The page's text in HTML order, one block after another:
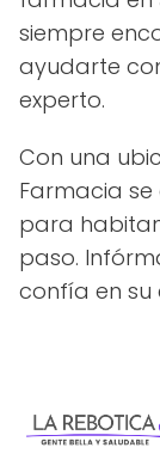
siempre
ayudarte
experto.
Con una
Farmacia
para
paso.
confía en su